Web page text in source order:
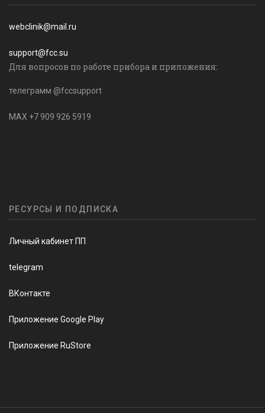
webclinik@mail.ru
support@fcc.su
Для вопросов по работе прибора и приложения:
телеграмм @fccsupport
MAX +7 909 926 5919
РЕСУРСЫ И ПОДПИСКА
Личный кабинет ПП
telegram
ВКонтакте
Приложение Google Play
Приложение RuStore